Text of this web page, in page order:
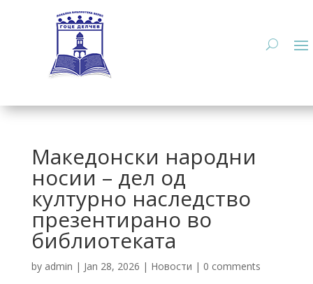
Македонски народни
носии – дел од
културно наследство
презентирано во
библиотеката
by admin | Jan 28, 2026 | Новости | 0 comments